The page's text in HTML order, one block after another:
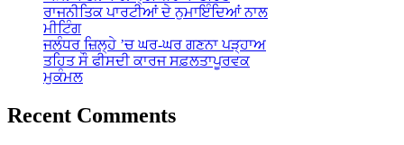
ਰਾਜਨੀਤਿਕ ਪਾਰਟੀਆਂ ਦੇ ਨੁਮਾਇੰਦਿਆਂ ਨਾਲ
ਮੀਟਿੰਗ
ਜਲੰਧਰ ਜ਼ਿਲ੍ਹੇ ’ਚ ਘਰ-ਘਰ ਗਣਨਾ ਪੜ੍ਹਾਅ
ਤਹਿਤ ਸੌ ਫੀਸਦੀ ਕਾਰਜ ਸਫ਼ਲਤਾਪੂਰਵਕ
ਮੁਕੰਮਲ
Recent Comments